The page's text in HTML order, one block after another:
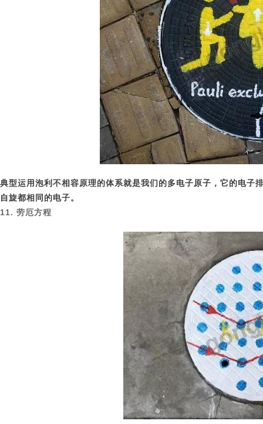
典型运用泡利不相容原理的体系就是我们的多电子原子，它的电子
自旋都相同的电子。
11. 劳厄方程